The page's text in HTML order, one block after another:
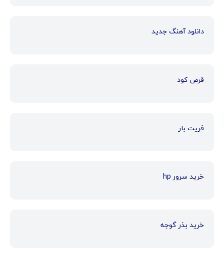
دانلود آهنگ جدید
قرص کود
فریت بار
خرید سرور hp
خرید بذر گوجه